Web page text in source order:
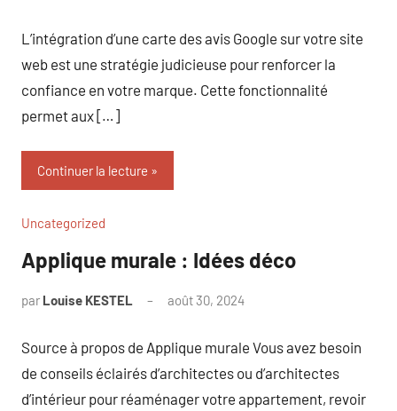
L’intégration d’une carte des avis Google sur votre site
web est une stratégie judicieuse pour renforcer la
confiance en votre marque. Cette fonctionnalité
permet aux […]
Continuer la lecture
Uncategorized
Applique murale : Idées déco
par Louise KESTEL août 30, 2024
Source à propos de Applique murale Vous avez besoin
de conseils éclairés d’architectes ou d’architectes
d’intérieur pour réaménager votre appartement, revoir